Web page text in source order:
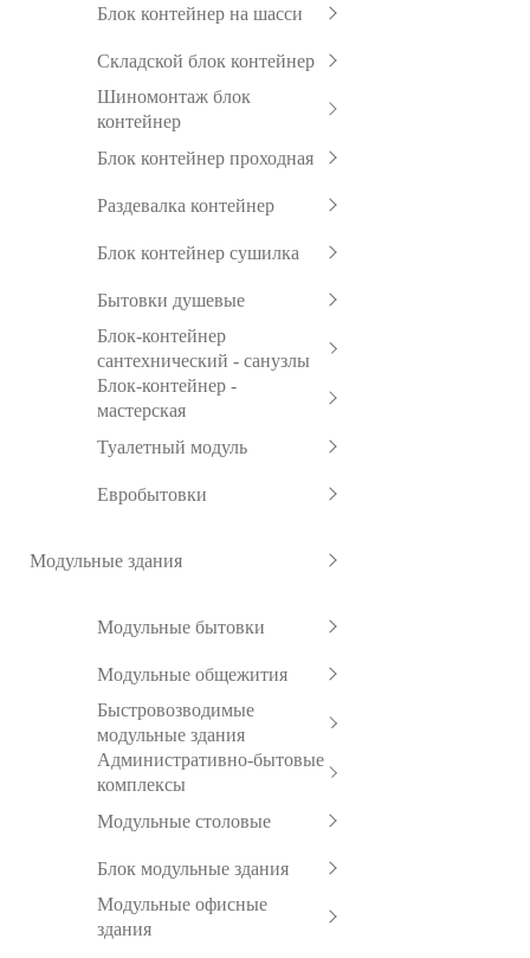
Блок контейнер на шасси
Складской блок контейнер
Шиномонтаж блок
контейнер
Блок контейнер проходная
Раздевалка контейнер
Блок контейнер сушилка
Бытовки душевые
Блок-контейнер
сантехнический - санузлы
Блок-контейнер -
мастерская
Туалетный модуль
Евробытовки
Модульные здания
Модульные бытовки
Модульные общежития
Быстровозводимые
модульные здания
Административно-бытовые
комплексы
Модульные столовые
Блок модульные здания
Модульные офисные
здания